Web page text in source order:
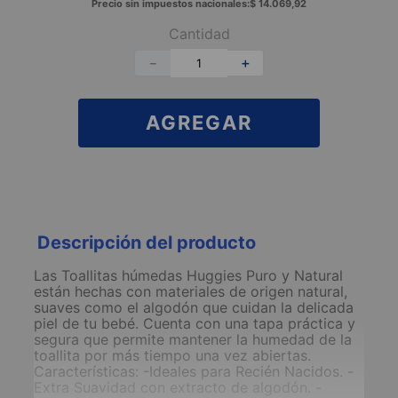
Precio sin impuestos nacionales:$ 14.069,92
Cantidad
＋
－
AGREGAR
Descripción del producto
Las Toallitas húmedas Huggies Puro y Natural
están hechas con materiales de origen natural,
suaves como el algodón que cuidan la delicada
piel de tu bebé. Cuenta con una tapa práctica y
segura que permite mantener la humedad de la
toallita por más tiempo una vez abiertas.
Características: -Ideales para Recién Nacidos. -
Extra Suavidad con extracto de algodón. -